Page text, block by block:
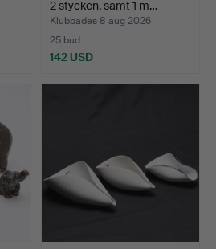
2 stycken, samt 1 m…
Klubbades 8 aug 2026
25 bud
142 USD